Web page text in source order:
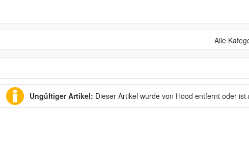
Alle
Ungültiger Artikel: Dieser Artikel wurde von Hood entfernt oder